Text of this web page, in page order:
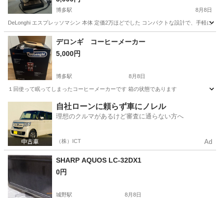
博多駅 8月8日
DeLonghi エスプレッソマシン 本体 定価2万ほどでした コンパクトな設計で、手軽に
福岡 福岡市 博多駅 キッチン家電
デロンギ コーヒーメーカー
5,000円
博多駅 8月8日
１回使って眠ってしまったコーヒーメーカーです 箱の状態であります
博多駅 キッチン家電 デロンギ
自社ローンに頼らず車にノレル
理想のクルマがあるけど審査に通らない方へ
（株）ICT Ad
SHARP AQUOS LC-32DX1
0円
城野駅 8月8日